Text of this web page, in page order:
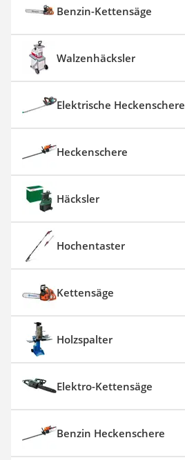
Benzin-Kettensäge
Walzenhäcksler
Elektrische Heckenschere
Heckenschere
Häcksler
Hochentaster
Kettensäge
Holzspalter
Elektro-Kettensäge
Benzin Heckenschere